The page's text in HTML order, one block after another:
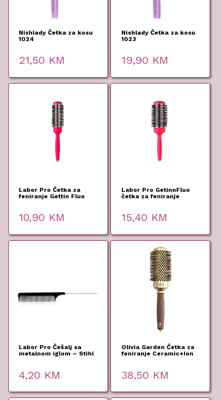
Nishlady Četka za kosu
1024
21,50 KM
Nishlady Četka za kosu
1023
19,90 KM
Labor Pro Četka za
feniranje Gettin Fluo
10,90 KM
Labor Pro GetinnFluo
četka za feniranje
15,40 KM
Labor Pro Češalj sa
metalnom iglom – Stihl
4,20 KM
Olivia Garden Četka za
feniranje Ceramic+Ion
38,50 KM